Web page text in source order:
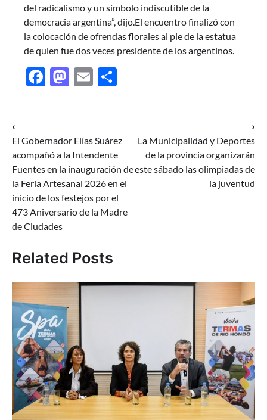
del radicalismo y un símbolo indiscutible de la
democracia argentina”, dijo.El encuentro finalizó con
la colocación de ofrendas florales al pie de la estatua
de quien fue dos veces presidente de los argentinos.
Facebook
Mastodon
Email
Navegación
de
entradas
⟵
El Gobernador Elías Suárez
acompañó a la Intendente
Fuentes en la inauguración de
la Feria Artesanal 2026 en el
inicio de los festejos por el
473 Aniversario de la Madre
de Ciudades
La Municipalidad y Deportes
de la provincia organizarán
este sábado las olimpiadas de
la juventud
⟶
Related Posts